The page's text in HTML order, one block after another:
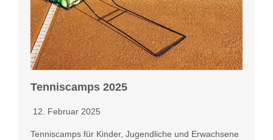
Tenniscamps 2025
12. Februar 2025
Tenniscamps für Kinder, Jugendliche und Erwachsene